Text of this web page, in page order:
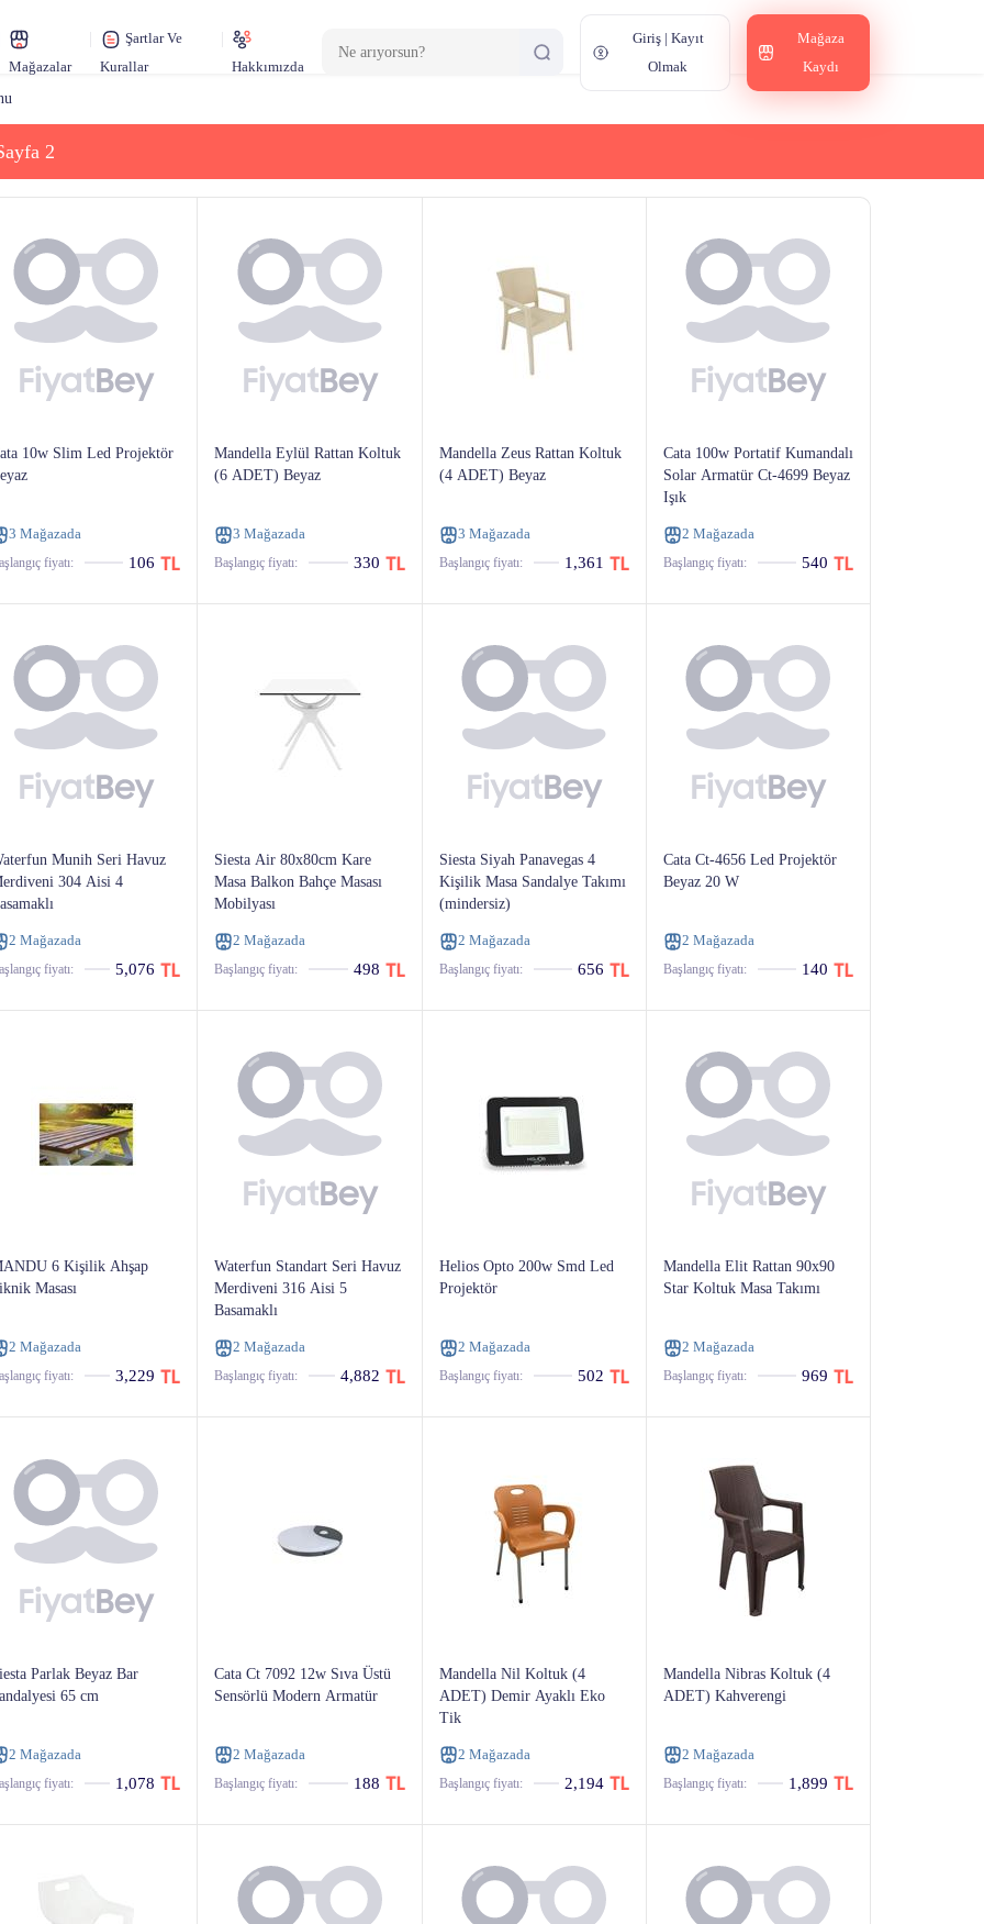
Mağazalar
Şartlar Ve
Kurallar
Hakkımızda
Giriş | Kayıt
Olmak
Mağaza
Kaydı
2
10w Slim Led Projektör
3 Mağazada
​​fiyatı: 106
Mandella Eylül Rattan Koltuk
(6 ADET) Beyaz
3 Mağazada
Başlangıç ​​fiyatı: 330
Mandella Zeus Rattan Koltuk
(4 ADET) Beyaz
3 Mağazada
Başlangıç ​​fiyatı: 1,361
Cata 100w Portatif Kumandalı
Solar Armatür Ct-4699 Beyaz
Işık
2 Mağazada
Başlangıç ​​fiyatı: 540
Munih Seri Havuz
304 Aisi 4
2 Mağazada
​​fiyatı: 5,076
Siesta Air 80x80cm Kare
Masa Balkon Bahçe Masası
Mobilyası
2 Mağazada
Başlangıç ​​fiyatı: 498
Siesta Siyah Panavegas 4
Kişilik Masa Sandalye Takımı
(mindersiz)
2 Mağazada
Başlangıç ​​fiyatı: 656
Cata Ct-4656 Led Projektör
Beyaz 20 W
2 Mağazada
Başlangıç ​​fiyatı: 140
6 Kişilik Ahşap
Masası
2 Mağazada
​​fiyatı: 3,229
Waterfun Standart Seri Havuz
Merdiveni 316 Aisi 5
Basamaklı
2 Mağazada
Başlangıç ​​fiyatı: 4,882
Helios Opto 200w Smd Led
Projektör
2 Mağazada
Başlangıç ​​fiyatı: 502
Mandella Elit Rattan 90x90
Star Koltuk Masa Takımı
2 Mağazada
Başlangıç ​​fiyatı: 969
Parlak Beyaz Bar
65 cm
2 Mağazada
​​fiyatı: 1,078
Cata Ct 7092 12w Sıva Üstü
Sensörlü Modern Armatür
2 Mağazada
Başlangıç ​​fiyatı: 188
Mandella Nil Koltuk (4
ADET) Demir Ayaklı Eko
Tik
2 Mağazada
Başlangıç ​​fiyatı: 2,194
Mandella Nibras Koltuk (4
ADET) Kahverengi
2 Mağazada
Başlangıç ​​fiyatı: 1,899